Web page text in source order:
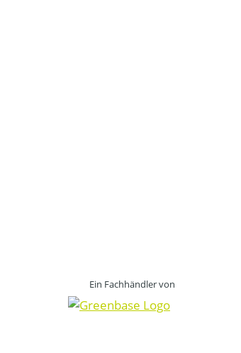
Ein Fachhändler von